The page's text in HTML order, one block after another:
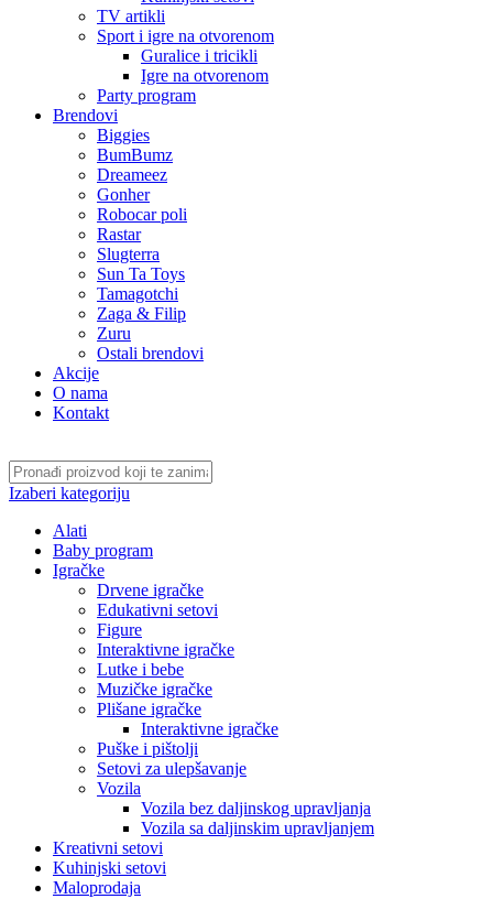
TV artikli
Sport i igre na otvorenom
Guralice i tricikli
Igre na otvorenom
Party program
Brendovi
Biggies
BumBumz
Dreameez
Gonher
Robocar poli
Rastar
Slugterra
Sun Ta Toys
Tamagotchi
Zaga & Filip
Zuru
Ostali brendovi
Akcije
O nama
Kontakt
Izaberi kategoriju
Alati
Baby program
Igračke
Drvene igračke
Edukativni setovi
Figure
Interaktivne igračke
Lutke i bebe
Muzičke igračke
Plišane igračke
Interaktivne igračke
Puške i pištolji
Setovi za ulepšavanje
Vozila
Vozila bez daljinskog upravljanja
Vozila sa daljinskim upravljanjem
Kreativni setovi
Kuhinjski setovi
Maloprodaja